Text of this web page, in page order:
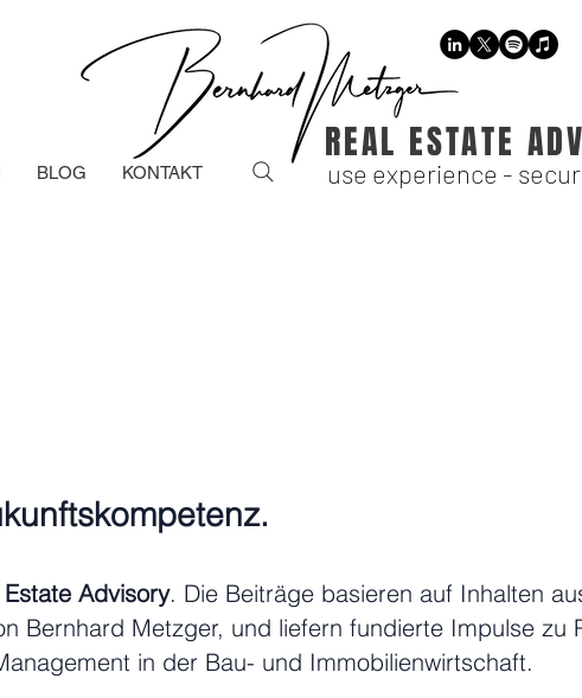
BLOG KONTAKT use experience -
REAL ESTATE
Advisory. Die Beiträge basieren auf Inhalten
Bernhard Metzger, und liefern fundierte Impulse zu
in der Bau- und Immobilienwirtschaft.